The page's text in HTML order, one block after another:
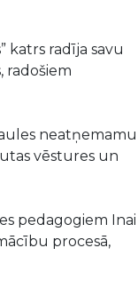
katrs radīja savu
radošiem
neatņemamu
vēstures un
pedagogiem Inai
procesā,